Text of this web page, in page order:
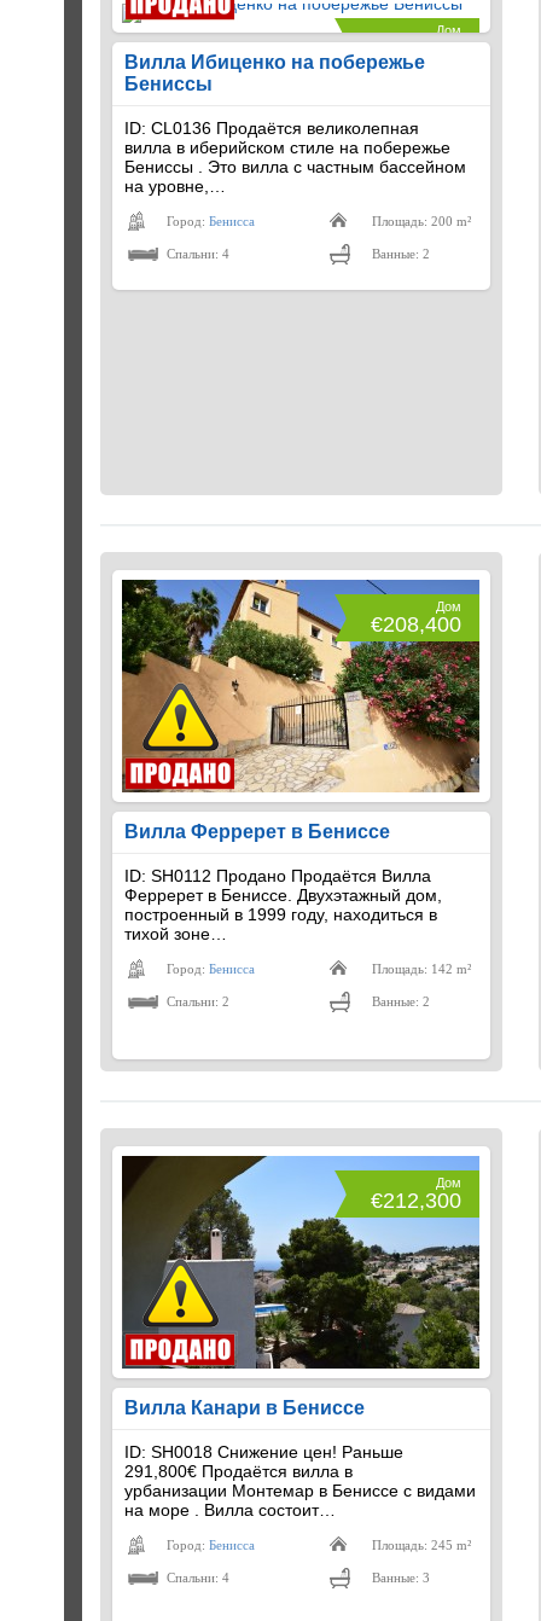
Дом
€540,000
Вилла Ибиценко на побережье
Бениссы
ID: CL0136 Продаётся великолепная
вилла в иберийском стиле на побережье
Бениссы . Это вилла с частным бассейном
на уровне,…
Город: Бенисса Площадь: 200 m²
Спальни: 4 Ванные: 2
Дом
€208,400
Вилла Ферререт в Бениссе
ID: SH0112 Продано Продаётся Вилла
Ферререт в Бениссе. Двухэтажный дом,
построенный в 1999 году, находиться в
тихой зоне…
Город: Бенисса Площадь: 142 m²
Спальни: 2 Ванные: 2
Дом
€212,300
Вилла Канари в Бениссе
ID: SH0018 Снижение цен! Раньше
291,800€ Продаётся вилла в
урбанизации Монтемар в Бениссе с видами
на море . Вилла состоит…
Город: Бенисса Площадь: 245 m²
Спальни: 4 Ванные: 3